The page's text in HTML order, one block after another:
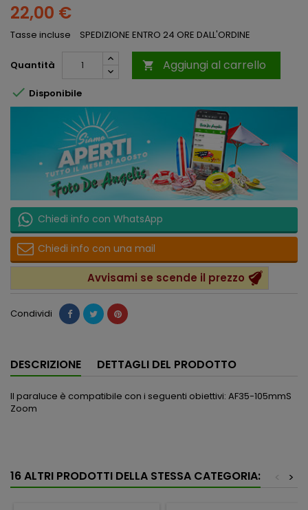
22,00 €
Tasse incluse SPEDIZIONE ENTRO 24 ORE DALL'ORDINE
Quantità  Aggiungi al carrello
 Disponibile
Chiedi info con WhatsApp
Chiedi info con una mail
Avvisami se scende il prezzo
Condividi
DESCRIZIONE DETTAGLI DEL PRODOTTO
Il paraluce è compatibile con i seguenti obiettivi: AF35-105mmS
Zoom
16 ALTRI PRODOTTI DELLA STESSA CATEGORIA: >
<